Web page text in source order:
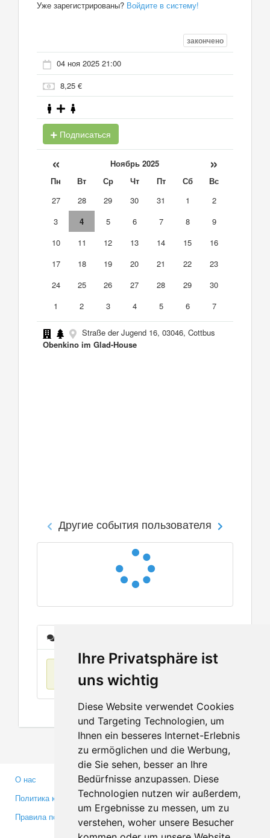
Ihre Privatsphäre ist
uns wichtig
Diese Website verwendet Cookies
und Targeting Technologien, um
Ihnen ein besseres Internet-Erlebnis
zu ermöglichen und die Werbung,
die Sie sehen, besser an Ihre
Bedürfnisse anzupassen. Diese
Technologien nutzen wir außerdem,
um Ergebnisse zu messen, um zu
verstehen, woher unsere Besucher
Уже зарегистрированы? Войдите в систему!
закончено
04 ноя 2025 21:00
8,25 €
Подписаться
« Ноябрь 2025 »
Пн Вт Ср Чт Пт Сб
Вс
27
28 29 30 31 1
2
3
4 5 6 7 8
9
10
11 12 13 14 15
16
17
18 19 20 21 22
23
24
25 26 27 28 29
30
1
2 3 4 5 6 7
Straße der Jugend 16, 03046, Cottbus
Obenkino im Glad-House
Другие события пользователя
О нас
Политика конфиденциальности
Правила пользования
Партнерам
Инвесторам
Медиа